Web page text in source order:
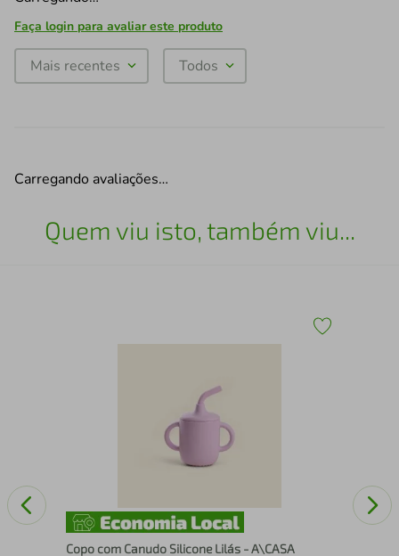
Faça login para avaliar este produto
Mais recentes Todos
Carregando avaliações…
Quem viu isto, também viu...
Copo com Canudo Silicone Lilás - A\CASA